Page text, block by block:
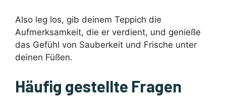
Also leg los, gib deinem Teppich die
Aufmerksamkeit, die er verdient, und genieße
das Gefühl von Sauberkeit und Frische unter
deinen Füßen.
Häufig gestellte Fragen